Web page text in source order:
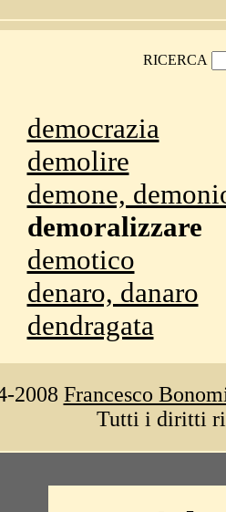
RICERCA
democrazia
demolire
demone,
demoralizzare
demotico
denaro, danaro
dendragata
2008 Francesco
Tutti i diritti